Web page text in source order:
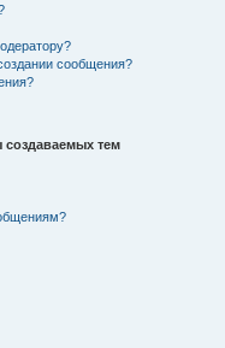
сообщения?
тем